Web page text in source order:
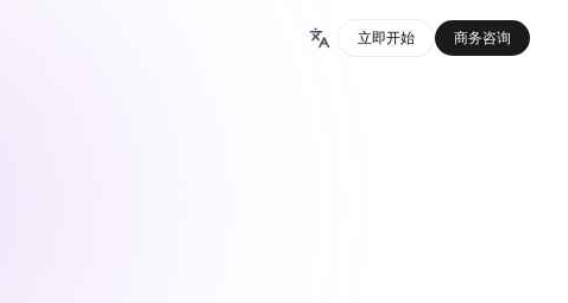
立即开始 商务咨询